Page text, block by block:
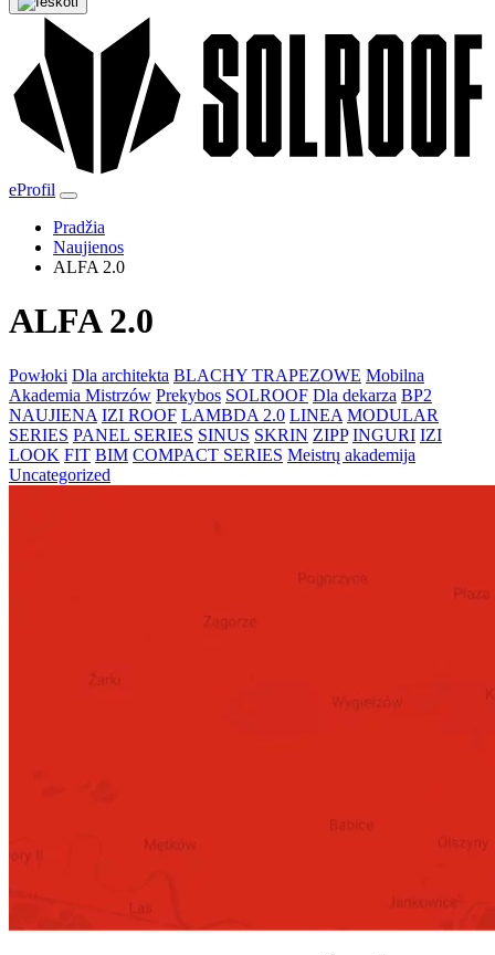
eProfil
Pradžia
Naujienos
ALFA 2.0
ALFA 2.0
Powłoki Dla architekta BLACHY TRAPEZOWE Mobilna
Akademia Mistrzów Prekybos SOLROOF Dla dekarza BP2
NAUJIENA IZI ROOF LAMBDA 2.0 LINEA MODULAR
SERIES PANEL SERIES SINUS SKRIN ZIPP INGURI IZI
LOOK FIT BIM COMPACT SERIES Meistrų akademija
Uncategorized